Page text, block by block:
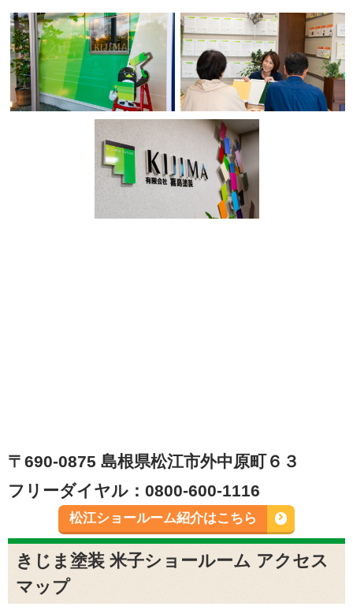
〒690-0875 島根県松江市外中原町６３
フリーダイヤル：0800-600-1116
松江ショールーム紹介はこちら
きじま塗装 米子ショールーム アクセス
マップ